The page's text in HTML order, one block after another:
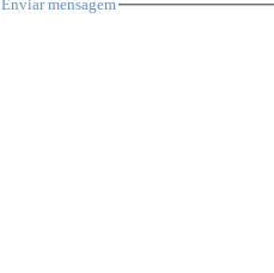
Enviar mensagem